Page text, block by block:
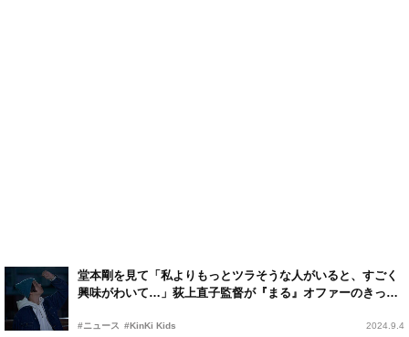
堂本剛を見て「私よりもっとツラそうな人がいると、すごく
興味がわいて…」荻上直子監督が『まる』オファーのきっか
#ニュース #KinKi Kids 2024.9.4